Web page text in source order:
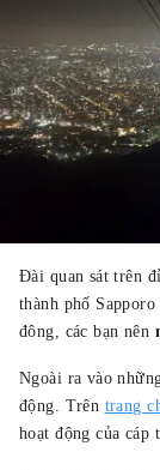
Đài quan sát trên
thành phố
đông, các bạn nên
Ngoài ra vào
động. Trên trang
hoạt động của